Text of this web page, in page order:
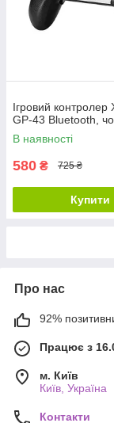
Ігровий контролер
GP-43 Bluetooth,
В наявності
580 ₴ 725 ₴
Купити
Про нас
92%
Працює з
м. Київ
Київ, Україна
Контакти